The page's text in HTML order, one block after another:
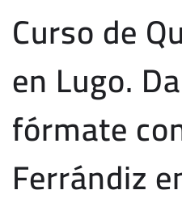
Curso de
en Lugo.
fórmate
Ferrándiz